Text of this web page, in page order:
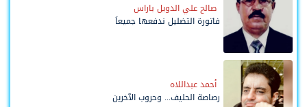
صالح علي الدويل باراس
فاتورة التضليل ندفعها جميعاً
أحمد عبداللاه
رصاصة الحليف... وحروب الآخرين